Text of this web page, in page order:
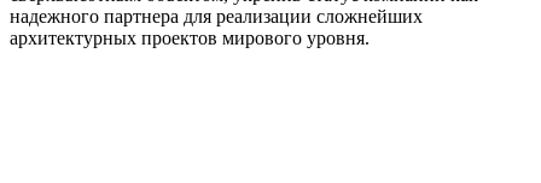
надежного партнера для реализации сложнейших
архитектурных проектов мирового уровня.